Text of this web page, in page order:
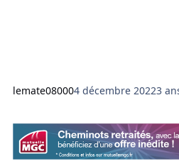
lemate080004 décembre 20223